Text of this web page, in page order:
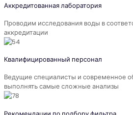
Аккредитованная лаборатория
Проводим исследования воды в
аккредитации
Квалифицированный персонал
Ведущие специалисты и современное
выполнять самые сложные анализы